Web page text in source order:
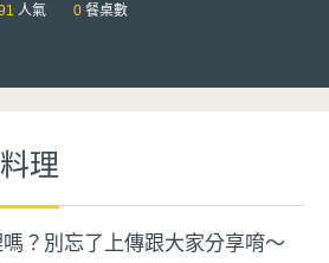
人氣 0 餐桌數
理
？別忘了上傳跟大家分享唷～